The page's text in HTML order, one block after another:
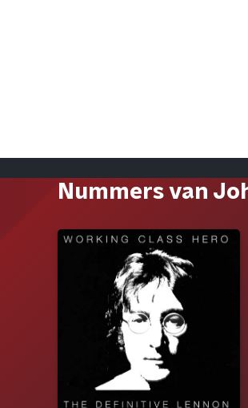
Nummers van